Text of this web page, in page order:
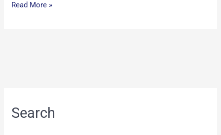
Read More »
Search